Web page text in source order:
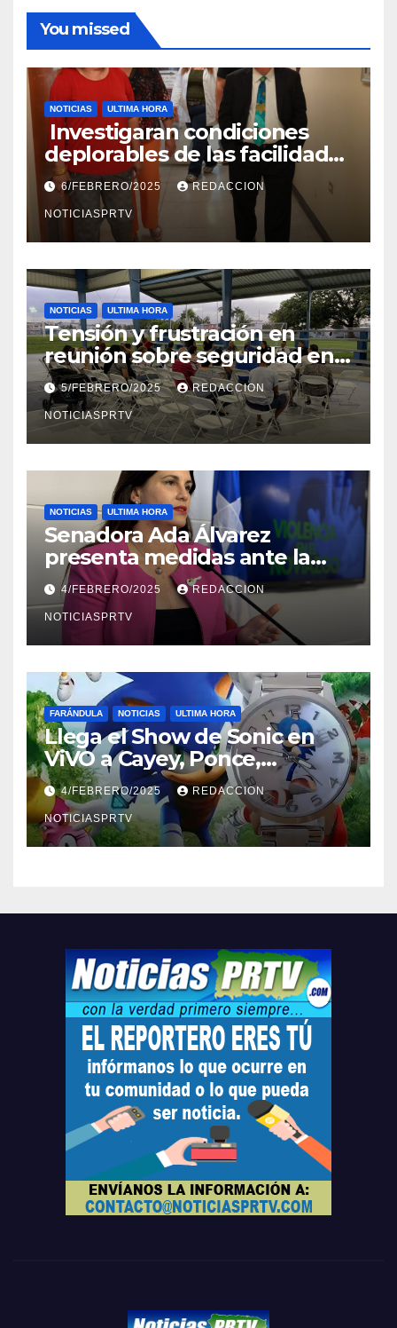
You missed
NOTICIAS ULTIMA HORA
Investigaran condiciones
deplorables de las facilidades
el Departamento de la Salud
en Mayagüez
6/FEBRERO/2025 REDACCION
NOTICIASPRTV
NOTICIAS ULTIMA HORA
Tensión y frustración en
reunión sobre seguridad en
Reparto Metropolitano
5/FEBRERO/2025 REDACCION
NOTICIASPRTV
NOTICIAS ULTIMA HORA
Senadora Ada Álvarez
presenta medidas ante la
violencia en el noviazgo
4/FEBRERO/2025 REDACCION
NOTICIASPRTV
FARÁNDULA NOTICIAS ULTIMA HORA
Llega el Show de Sonic en
ViVO a Cayey, Ponce,
Barceloneta y Humacao,
Relojes gratis para el que
compre ahora….
4/FEBRERO/2025 REDACCION
NOTICIASPRTV